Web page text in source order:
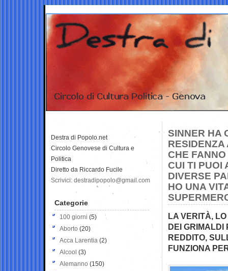
SINNER HA
RESIDENZA
CHE
CUI TI PUOI
DIVERSE
HO UNA
LA VERITÀ,
DEI GRIMALDI
REDDITO,
FUNZIONA
Destra di Popolo.net
Circolo Genovese di Cultura e
Politica
Diretto da Riccardo Fucile
Scrivici: destradipopolo@gmail.com
Categorie
100 giorni (5)
Aborto (20)
Acca Larentia (2)
Alcool (3)
Alemanno (150)